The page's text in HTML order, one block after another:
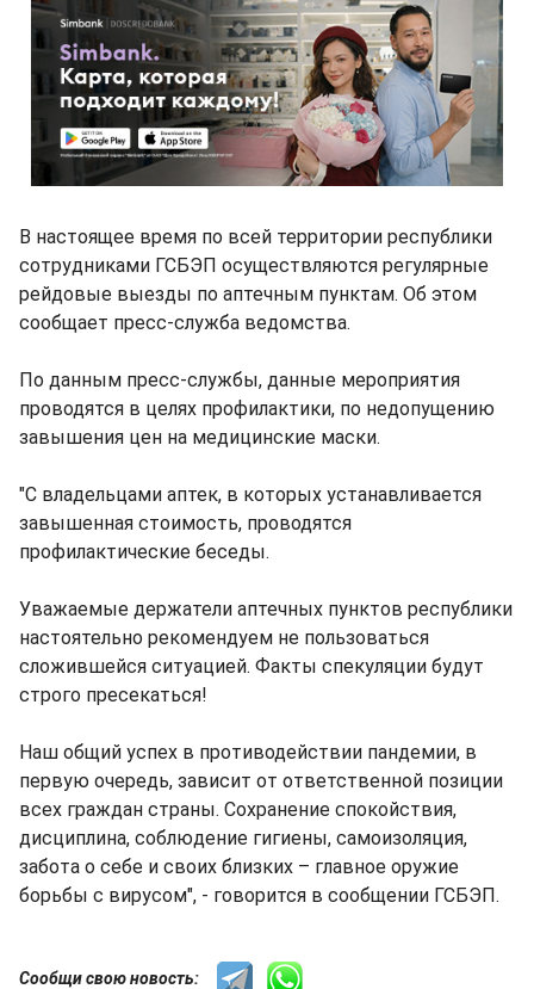
В настоящее время по всей территории республики
сотрудниками ГСБЭП осуществляются регулярные
рейдовые выезды по аптечным пунктам. Об этом
сообщает пресс-служба ведомства.
По данным пресс-службы, данные мероприятия
проводятся в целях профилактики, по недопущению
завышения цен на медицинские маски.
"С владельцами аптек, в которых устанавливается
завышенная стоимость, проводятся
профилактические беседы.
Уважаемые держатели аптечных пунктов республики
настоятельно рекомендуем не пользоваться
сложившейся ситуацией. Факты спекуляции будут
строго пресекаться!
Наш общий успех в противодействии пандемии, в
первую очередь, зависит от ответственной позиции
всех граждан страны. Сохранение спокойствия,
дисциплина, соблюдение гигиены, самоизоляция,
забота о себе и своих близких – главное оружие
борьбы с вирусом", - говорится в сообщении ГСБЭП.
Сообщи свою новость: